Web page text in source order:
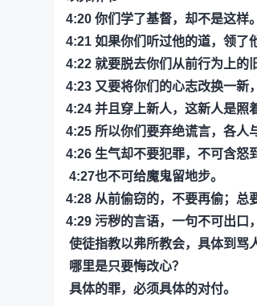
4:20 你们学了基督，却不是这样。
4:21 如果你们听过他的道，领了
4:22 就要脱去你们从前行为上的
4:23 又要将你们的心志改换一新，
4:24 并且穿上新人，这新人是照
4:25 所以你们要弃绝谎言，各人
4:26 生气却不要犯罪，不可含怒
4:27也不可给魔鬼留地步。
4:28 从前偷窃的，不要再偷；总
4:29 污秽的言语，一句不可出口
使徒指教以弗所教会，具体到骂
哪里是只要悔改心？
具体的罪，必须具体的对付。